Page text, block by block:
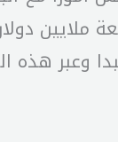
ملايين
وعبر هذه